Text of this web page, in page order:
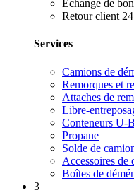
Échange de
Retour client
Services
Camions de
Remorques et
Attaches de
Libre-
Conteneurs U-
Propane
Solde de
Accessoires de
Boîtes de
3